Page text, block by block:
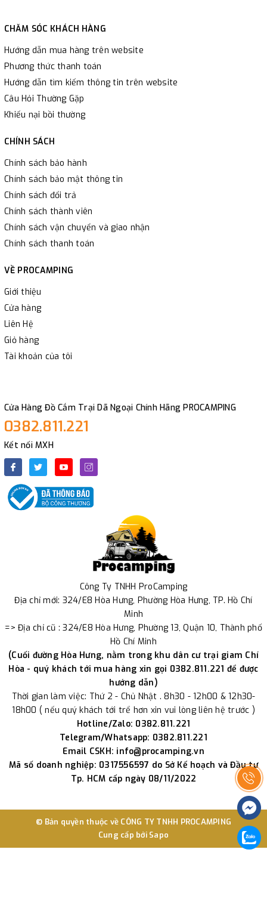
CHĂM SÓC KHÁCH HÀNG
Hướng dẫn mua hàng trên website
Phương thức thanh toán
Hướng dẫn tìm kiếm thông tin trên website
Câu Hỏi Thường Gặp
Khiếu nại bồi thường
CHÍNH SÁCH
Chính sách bảo hành
Chính sách bảo mật thông tin
Chính sách đổi trả
Chính sách thành viên
Chính sách vận chuyển và giao nhận
Chính sách thanh toán
VỀ PROCAMPING
Giới thiệu
Cửa hàng
Liên Hệ
Giỏ hàng
Tài khoản của tôi
Cửa Hàng Đồ Cắm Trại Dã Ngoại Chính Hãng PROCAMPING
0382.811.221
Kết nối MXH
Công Ty TNHH ProCamping
Địa chỉ mới: 324/E8 Hòa Hưng, Phường Hòa Hưng, TP. Hồ Chí
Minh
=> Địa chỉ cũ : 324/E8 Hòa Hưng, Phường 13, Quận 10, Thành phố
Hồ Chí Minh
(Cuối đường Hòa Hưng, nằm trong khu dân cư trại giam Chí
Hòa - quý khách tới mua hàng xin gọi 0382.811.221 để được
hướng dẫn)
Thời gian làm việc: Thứ 2 - Chủ Nhật . 8h30 - 12h00 & 12h30-
18h00 ( nếu quý khách tới trể hơn xin vui lòng liên hệ trước )
Hotline/Zalo: 0382.811.221
Telegram/Whatsapp: 0382.811.221
Email CSKH: info@procamping.vn
Mã số doanh nghiệp: 0317556597 do Sở Kế hoạch và Đầu tư
Tp. HCM cấp ngày 08/11/2022
© Bản quyền thuộc về CÔNG TY TNHH PROCAMPING
Cung cấp bởi Sapo